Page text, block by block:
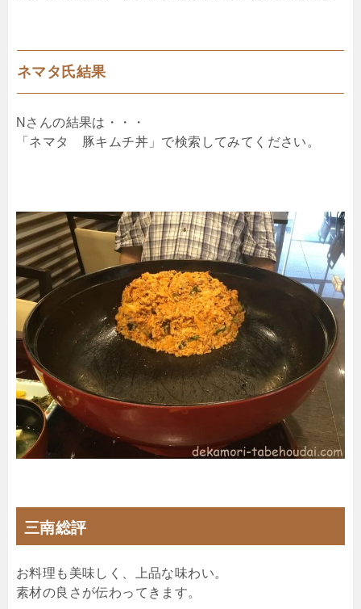
ネマタ氏結果
Nさんの結果は・・・
「ネマタ 豚キムチ丼」で検索してみてください。
三南総評
お料理も美味しく、上品な味わい。
素材の良さが伝わってきます。